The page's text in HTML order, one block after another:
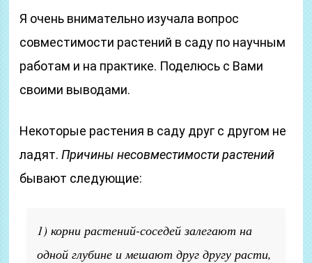
Я очень внимательно изучала вопрос
совместимости растений в саду по научным
работам и на практике. Поделюсь с Вами
своими выводами.
Некоторые растения в саду друг с другом не
ладят.Причины несовместимости растений
бывают следующие:
1) корни растений-соседей залегают на
одной глубине и мешают друг другу расти,